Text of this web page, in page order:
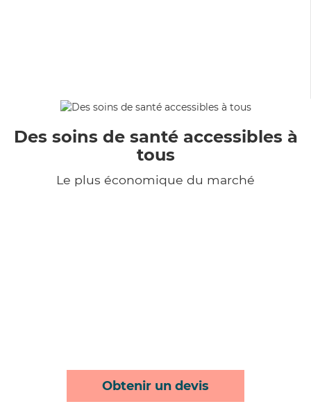
Des soins de santé accessibles à
tous
Le plus économique du marché
Obtenir un devis